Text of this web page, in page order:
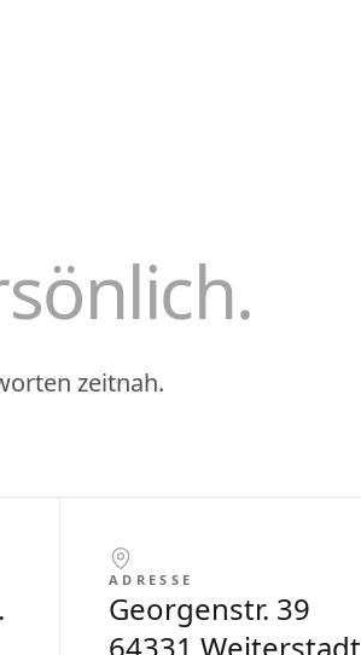
zeitnah.
ADRESSE
Georgenstr. 39